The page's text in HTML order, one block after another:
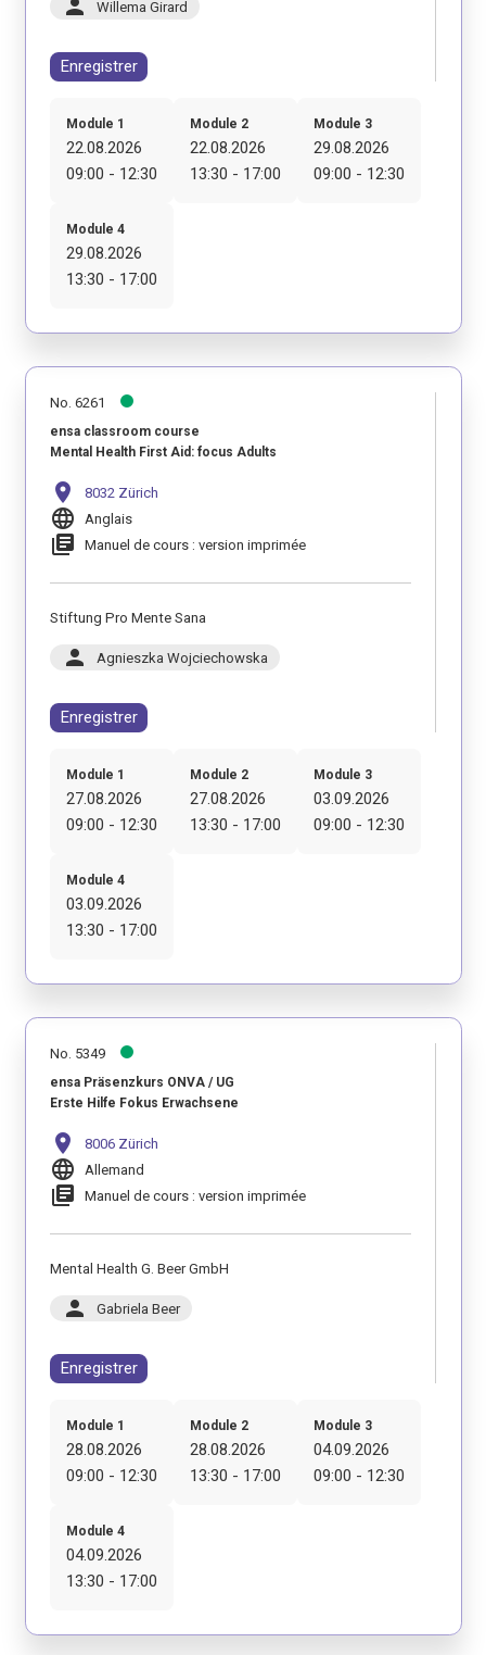
person Willema Girard
Enregistrer
Module 1
22.08.2026
09:00 - 12:30
Module 2
22.08.2026
13:30 - 17:00
Module 3
29.08.2026
09:00 - 12:30
Module 4
29.08.2026
13:30 - 17:00
No. 6261
ensa classroom course
Mental Health First Aid: focus Adults
location_on 8032 Zürich
language Anglais
library_books Manuel de cours : version imprimée
Stiftung Pro Mente Sana
person Agnieszka Wojciechowska
Enregistrer
Module 1
27.08.2026
09:00 - 12:30
Module 2
27.08.2026
13:30 - 17:00
Module 3
03.09.2026
09:00 - 12:30
Module 4
03.09.2026
13:30 - 17:00
No. 5349
ensa Präsenzkurs ONVA / UG
Erste Hilfe Fokus Erwachsene
location_on 8006 Zürich
language Allemand
library_books Manuel de cours : version imprimée
Mental Health G. Beer GmbH
person Gabriela Beer
Enregistrer
Module 1
28.08.2026
09:00 - 12:30
Module 2
28.08.2026
13:30 - 17:00
Module 3
04.09.2026
09:00 - 12:30
Module 4
04.09.2026
13:30 - 17:00